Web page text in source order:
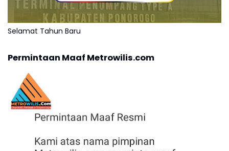
Selamat Tahun Baru
Permintaan Maaf Metrowilis.com